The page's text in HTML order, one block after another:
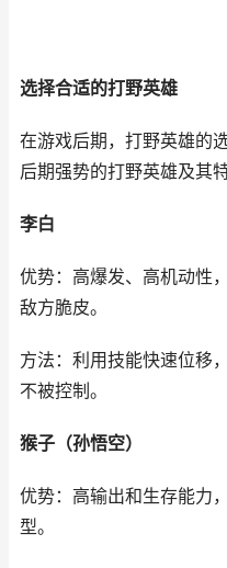
选择合适的打野英雄
在游戏后期，打野英雄的
后期强势的打野英雄及其
李白
优势：高爆发、高机动性
敌方脆皮。
方法：利用技能快速位移
不被控制。
猴子（孙悟空）
优势：高输出和生存能力
型。